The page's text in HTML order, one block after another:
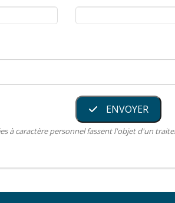
ENVOYER
à caractère personnel fassent l'objet d'un